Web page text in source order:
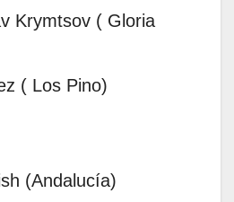
Krymtsov ( Gloria
( Los Pino)
(Andalucía)